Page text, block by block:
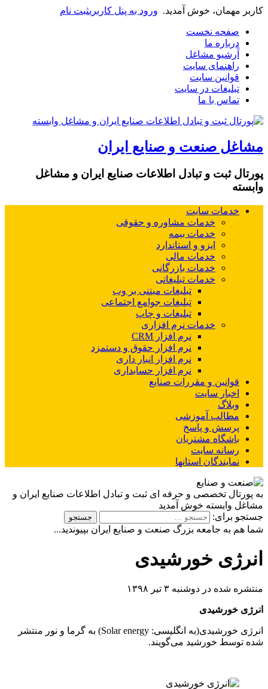
خوش آمدید.ورود به پنل کاربری ثبت نام
نخست
ما
مشاغل
سایت
سایت
در سایت
با ما
صنعت و صنایع ایران
ثبت و تبادل اطلاعات صنایع ایران و مشاغل
سایت
خدمات مشاوره و حقوقی
خدمات بیمه
ایزو و استاندارد
خدمات مالی
خدمات بازرگانی
خدمات تبلیغاتی
تبلیغات مبتنی بر وب
تبلیغات جوامع اجتماعی
تبلیغات و چاپ
خدمات نرم افزاری
نرم افزار CRM
نرم افزار حقوق و دستمزد
نرم افزار انبار داری
نرم افزار حسابداری
و مقررات صنایع
سایت
آموزشی
و پاسخ
مشتریان
سایت
استانها
تخصصی و حرفه ای ثبت و تبادل اطلاعات صنایع ایران و
خوش آمدید
جامعه بزرگ صنعت و صنایع ایران بپیوندید...
خورشیدی
دوشنبه ۳ تیر ۱۳۹۸
انرژی خورشیدی(به انگلیسی: Solar energy) به گرما و نور منتشر
خورشید می‌گویند.